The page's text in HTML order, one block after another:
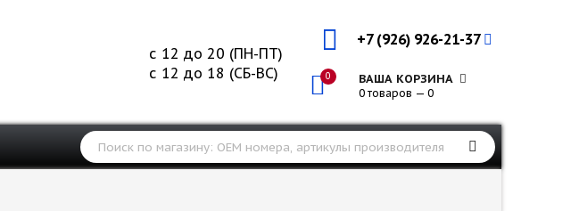
+7 (926) 926-21-37
0 ВАША КОРЗИНА
0 товаров — 0
с 12 до 20 (ПН-ПТ)
с 12 до 18 (СБ-ВС)